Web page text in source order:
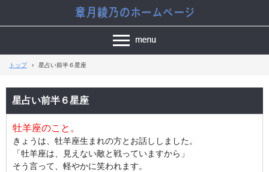
トップ › 星占い前半６星座
星占い前半６星座
牡羊座のこと。
きょうは、牡羊座生まれの方とお話ししました。
「牡羊座は、見えない敵と戦っていますから」
そう言って、軽やかに笑われます。